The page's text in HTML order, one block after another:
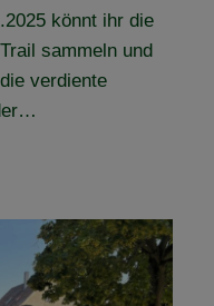
könnt ihr die
sammeln und
verdiente